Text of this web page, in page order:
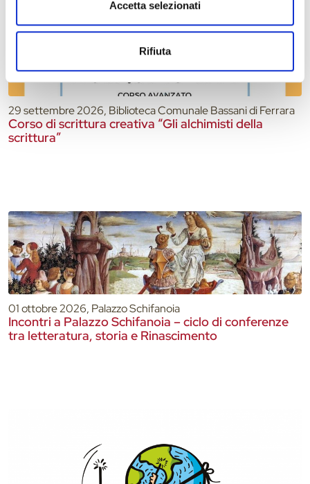
Accetta selezionati
Rifiuta
29 settembre 2026, Biblioteca Comunale Bassani di Ferrara
Corso di scrittura creativa “Gli alchimisti della
scrittura”
01 ottobre 2026, Palazzo Schifanoia
Incontri a Palazzo Schifanoia – ciclo di conferenze
tra letteratura, storia e Rinascimento